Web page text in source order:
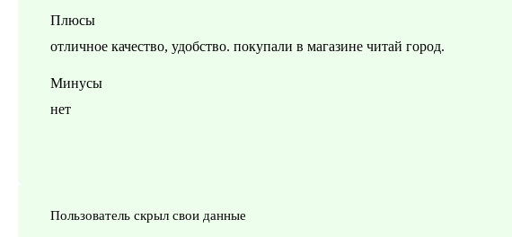
Плюсы
отличное качество, удобство. покупали в магазине читай город.
Минусы
нет
Пользователь скрыл свои данные